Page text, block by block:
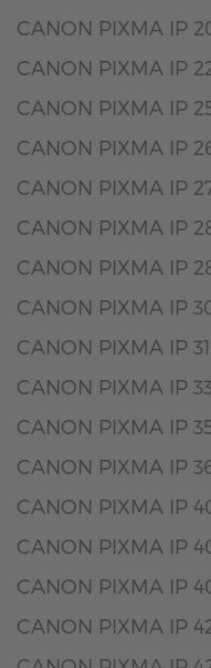
CANON PIXMA IP
CANON PIXMA IP
CANON PIXMA IP
CANON PIXMA IP
CANON PIXMA IP
CANON PIXMA IP
CANON PIXMA IP
CANON PIXMA IP
CANON PIXMA IP
CANON PIXMA IP
CANON PIXMA IP
CANON PIXMA IP
CANON PIXMA IP
CANON PIXMA IP
CANON PIXMA IP
CANON PIXMA IP